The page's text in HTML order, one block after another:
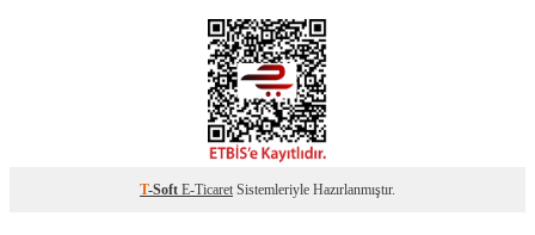
T-Soft E-Ticaret Sistemleriyle Hazırlanmıştır.